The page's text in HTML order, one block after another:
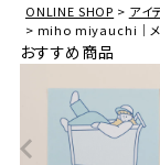
ONLINE SHOP
アイ
miho miyauchi｜メ
おすすめ商品